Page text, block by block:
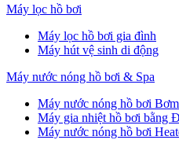
Máy lọc hồ bơi
Máy lọc hồ bơi gia đình
Máy hút vệ sinh di động
Máy nước nóng hồ bơi & Spa
Máy nước nóng hồ bơi
Máy gia nhiệt hồ bơi bằng
Máy nước nóng hồ bơi